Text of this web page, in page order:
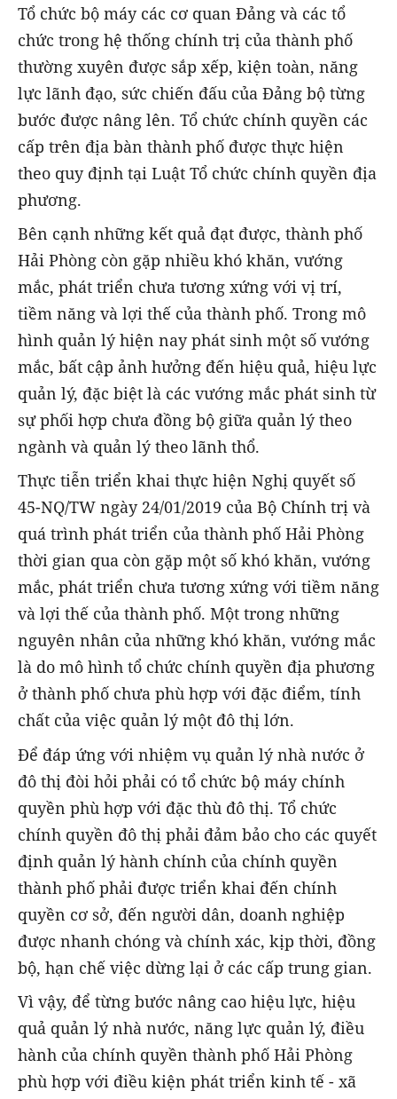
Tổ chức bộ máy các cơ quan Đảng và các tổ
chức trong hệ thống chính trị của thành phố
thường xuyên được sắp xếp, kiện toàn, năng
lực lãnh đạo, sức chiến đấu của Đảng bộ từng
bước được nâng lên. Tổ chức chính quyền các
cấp trên địa bàn thành phố được thực hiện
theo quy định tại Luật Tổ chức chính quyền địa
phương.
Bên cạnh những kết quả đạt được, thành phố
Hải Phòng còn gặp nhiều khó khăn, vướng
mắc, phát triển chưa tương xứng với vị trí,
tiềm năng và lợi thế của thành phố. Trong mô
hình quản lý hiện nay phát sinh một số vướng
mắc, bất cập ảnh hưởng đến hiệu quả, hiệu lực
quản lý, đặc biệt là các vướng mắc phát sinh từ
sự phối hợp chưa đồng bộ giữa quản lý theo
ngành và quản lý theo lãnh thổ.
Thực tiễn triển khai thực hiện Nghị quyết số
45-NQ/TW ngày 24/01/2019 của Bộ Chính trị và
quá trình phát triển của thành phố Hải Phòng
thời gian qua còn gặp một số khó khăn, vướng
mắc, phát triển chưa tương xứng với tiềm năng
và lợi thế của thành phố. Một trong những
nguyên nhân của những khó khăn, vướng mắc
là do mô hình tổ chức chính quyền địa phương
ở thành phố chưa phù hợp với đặc điểm, tính
chất của việc quản lý một đô thị lớn.
Để đáp ứng với nhiệm vụ quản lý nhà nước ở
đô thị đòi hỏi phải có tổ chức bộ máy chính
quyền phù hợp với đặc thù đô thị. Tổ chức
chính quyền đô thị phải đảm bảo cho các quyết
định quản lý hành chính của chính quyền
thành phố phải được triển khai đến chính
quyền cơ sở, đến người dân, doanh nghiệp
được nhanh chóng và chính xác, kịp thời, đồng
bộ, hạn chế việc dừng lại ở các cấp trung gian.
Vì vậy, để từng bước nâng cao hiệu lực, hiệu
quả quản lý nhà nước, năng lực quản lý, điều
hành của chính quyền thành phố Hải Phòng
phù hợp với điều kiện phát triển kinh tế - xã